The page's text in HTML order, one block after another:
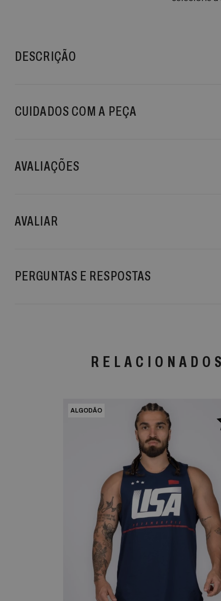
DESCRIÇÃO
CUIDADOS COM A PEÇA
AVALIAÇÕES
AVALIAR
PERGUNTAS E RESPOSTAS
ALGODÃO